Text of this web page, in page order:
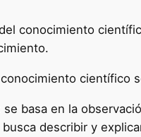
conocimiento
científico
se basa en la
describir y